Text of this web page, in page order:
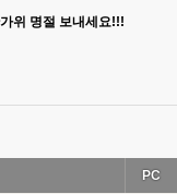
위 명절 보내세요!!!
PC